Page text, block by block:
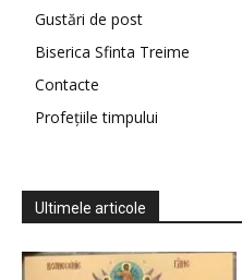
Gustări de post
Biserica Sfinta Treime
Contacte
Profețiile timpului
Ultimele articole